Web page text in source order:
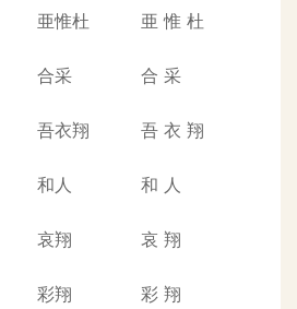
亜惟杜 亜 惟 杜
合采 合 采
吾衣翔 吾 衣 翔
和人 和 人
哀翔 哀 翔
彩翔 彩 翔